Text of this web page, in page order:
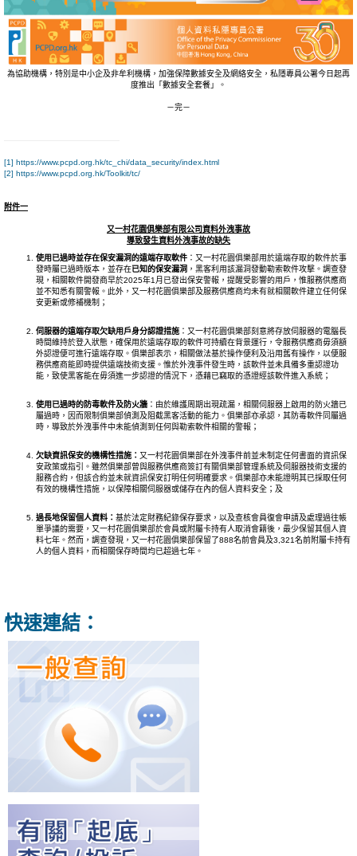
為協助機構，特別是中小企及非牟利機構，加強保障數據安全及網絡安全，私隱專員公署今日起再
度推出「數據安全套餐」。
－完－
[1] https://www.pcpd.org.hk/tc_chi/data_security/index.html
[2] https://www.pcpd.org.hk/Toolkit/tc/
附件一
又一村花園俱樂部有限公司資料外洩事故
導致發生資料外洩事故的缺失
使用已過時並存在保安漏洞的遠端存取軟件 ：又一村花園俱樂部用於遠端存取的軟件於事
發時屬已過時版本，並存在已知的保安漏洞 ，黑客利用該漏洞發動勒索軟件攻擊。調查發
現，相關軟件開發商早於2025年1月已發出保安警報，提醒受影響的用戶，惟服務供應商
並不知悉有關警報。此外，又一村花園俱樂部及服務供應商均未有就相關軟件建立任何保
安更新或修補機制；
伺服器的遠端存取欠缺用戶身分認證措施 ：又一村花園俱樂部刻意將存放伺服器的電腦長
時間維持於登入狀態，確保用於遠端存取的軟件可持續在背景運行，令服務供應商毋須額
外認證便可進行遠端存取。俱樂部表示，相關做法基於操作便利及沿用舊有操作，以便服
務供應商能即時提供遠端技術支援。惟於外洩事件發生時，該軟件並未具備多重認證功
能，致使黑客能在毋須進一步認證的情況下，憑藉已竊取的憑證經該軟件進入系統；
使用已過時的防毒軟件及防火牆 ：由於維護周期出現疏漏，相關伺服器上啟用的防火牆已
屬過時，因而限制俱樂部偵測及阻截黑客活動的能力。俱樂部亦承認，其防毒軟件同屬過
時，導致於外洩事件中未能偵測到任何與勒索軟件相關的警報；
欠缺資訊保安的機構性措施 ： 又一村花園俱樂部在外洩事件前並未制定任何書面的資訊保
安政策或指引。雖然俱樂部曾與服務供應商簽訂有關俱樂部管理系統及伺服器技術支援的
服務合約，但該合約並未就資訊保安訂明任何明確要求。俱樂部亦未能證明其已採取任何
有效的機構性措施，以保障相關伺服器或儲存在內的個人資料安全；及
過長地保留個人資料： 基於法定財務紀錄保存要求，以及查核會員復會申請及處理過往帳
單爭議的需要，又一村花園俱樂部於會員或附屬卡持有人取消會籍後，最少保留其個人資
料七年。然而，調查發現，又一村花園俱樂部保留了888名前會員及3,321名前附屬卡持有
人的個人資料，而相關保存時間均已超過七年。
快速連結：